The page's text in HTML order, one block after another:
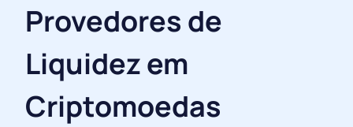
Provedores de
Liquidez em
Criptomoedas